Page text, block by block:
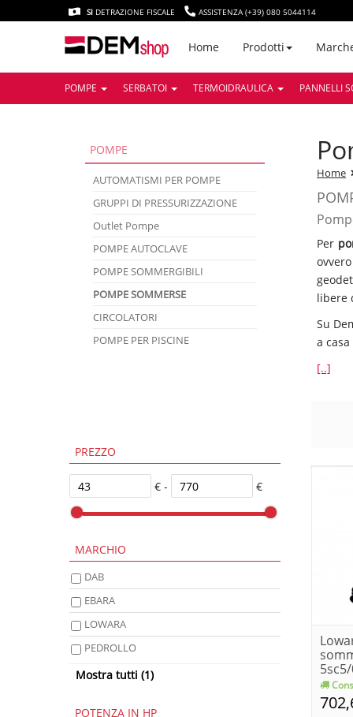
SI DETRAZIONE FISCALE ASSISTENZA (+39) 080 5044114
Home Prodotti
POMPE SERBATOI TERMOIDRAULICA PANNELLI
POMPE
AUTOMATISMI PER POMPE
GRUPPI DI PRESSURIZZAZIONE
Outlet Pompe
POMPE AUTOCLAVE
POMPE SOMMERGIBILI
POMPE SOMMERSE
CIRCOLATORI
POMPE PER PISCINE
PREZZO
€ - €
MARCHIO
DAB
EBARA
LOWARA
PEDROLLO
WILO
Mostra tutti (1)
POTENZA IN HP
Home
Per
libere
Su
a
[..]
1....